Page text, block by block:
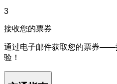
3
接收您的票券
通过电子邮件获取您的票券——
验！